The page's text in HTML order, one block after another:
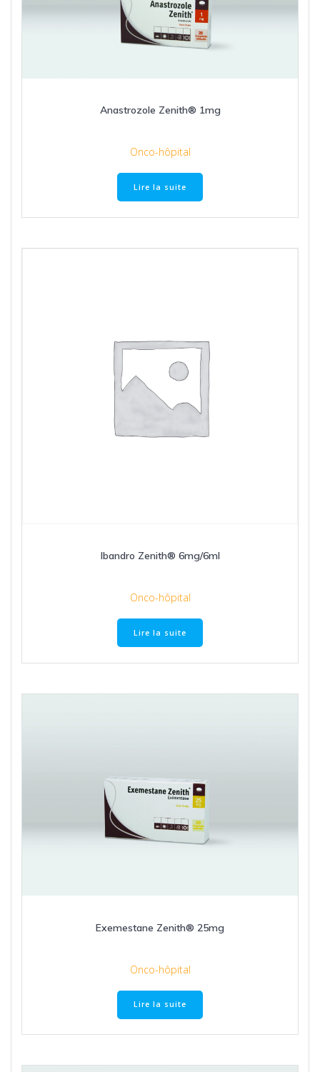
Anastrozole Zenith® 1mg
Onco-hôpital
Lire la suite
Ibandro Zenith® 6mg/6ml
Onco-hôpital
Lire la suite
Exemestane Zenith® 25mg
Onco-hôpital
Lire la suite